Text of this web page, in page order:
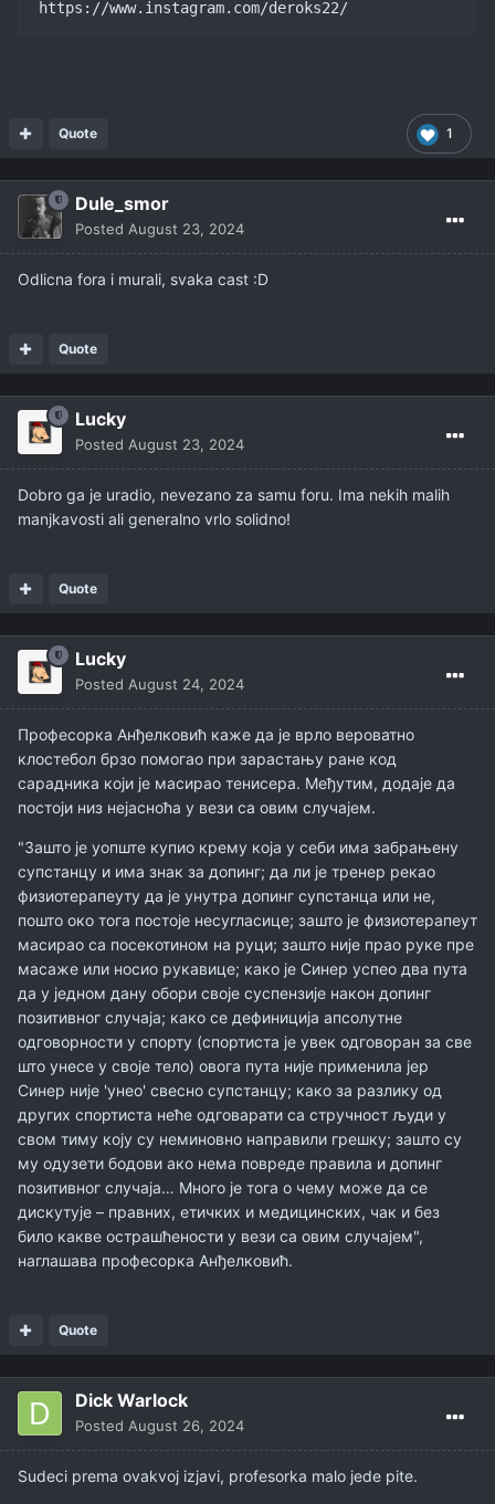
https://www.instagram.com/deroks22/
1
Quote
Dule_smor
Posted August 23, 2024
Odlicna fora i murali, svaka cast :D
Quote
Lucky
Posted August 23, 2024
Dobro ga je uradio, nevezano za samu foru. Ima nekih malih
manjkavosti ali generalno vrlo solidno!
Quote
Lucky
Posted August 24, 2024
Професорка Анђелковић каже да је врло вероватно
клостебол брзо помогао при зарастању ране код
сарадника који је масирао тенисера. Међутим, додаје да
постоји низ нејасноћа у вези са овим случајем.
"Зашто је уопште купио крему која у себи има забрањену
супстанцу и има знак за допинг; да ли је тренер рекао
физиотерапеуту да је унутра допинг супстанца или не,
пошто око тога постоје несугласице; зашто је физиотерапеут
масирао са посекотином на руци; зашто није прао руке пре
масаже или носио рукавице; како је Синер успео два пута
да у једном дану обори своје суспензије након допинг
позитивног случаја; како се дефиниција апсолутне
одговорности у спорту (спортиста је увек одговоран за све
што унесе у своје тело) овога пута није применила јер
Синер није 'унео' свесно супстанцу; како за разлику од
других спортиста неће одговарати са стручност људи у
свом тиму коју су неминовно направили грешку; зашто су
му одузети бодови ако нема повреде правила и допинг
позитивног случаја… Много је тога о чему може да се
дискутује – правних, етичких и медицинских, чак и без
било какве острашћености у вези са овим случајем",
наглашава професорка Анђелковић.
Quote
Dick Warlock
Posted August 26, 2024
Sudeci prema ovakvoj izjavi, profesorka malo jede pite.